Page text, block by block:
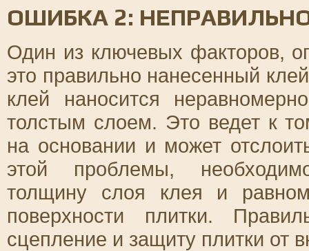
ОШИБКА 2:
Один из ключевых факторов,
это правильно нанесенный
клей наносится
толстым слоем. Это ведет к
на основании и может
этой проблемы,
толщину слоя клея и
поверхности плитки.
сцепление и защиту плитки от